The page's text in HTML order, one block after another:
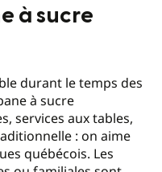
à sucre
durant le temps des
à sucre
services aux tables,
: on aime
québécois. Les